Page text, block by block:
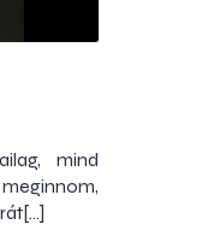
mind